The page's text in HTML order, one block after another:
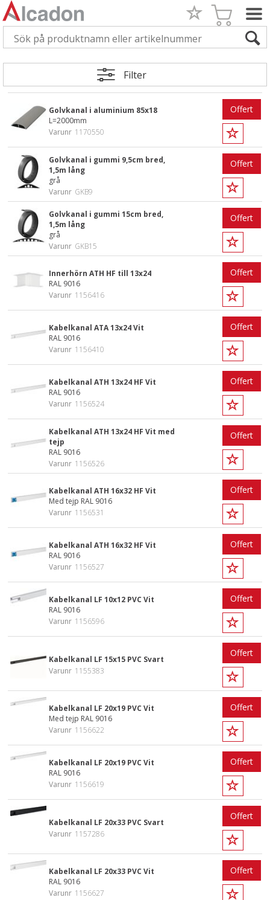
Filter
Golvkanal i aluminium 85x18
L=2000mm
Varunr 1170550
Offert
Golvkanal i gummi 9,5cm bred,
1,5m lång
grå
Varunr GKB9
Offert
Golvkanal i gummi 15cm bred,
1,5m lång
grå
Varunr GKB15
Offert
Innerhörn ATH HF till 13x24
RAL 9016
Varunr 1156416
Offert
Kabelkanal ATA 13x24 Vit
RAL 9016
Varunr 1156410
Offert
Kabelkanal ATH 13x24 HF Vit
RAL 9016
Varunr 1156524
Offert
Kabelkanal ATH 13x24 HF Vit med
tejp
RAL 9016
Varunr 1156526
Offert
Kabelkanal ATH 16x32 HF Vit
Med tejp RAL 9016
Varunr 1156531
Offert
Kabelkanal ATH 16x32 HF Vit
RAL 9016
Varunr 1156527
Offert
Kabelkanal LF 10x12 PVC Vit
RAL 9016
Varunr 1156596
Offert
Kabelkanal LF 15x15 PVC Svart
Varunr 1155383
Offert
Kabelkanal LF 20x19 PVC Vit
Med tejp RAL 9016
Varunr 1156622
Offert
Kabelkanal LF 20x19 PVC Vit
RAL 9016
Varunr 1156619
Offert
Kabelkanal LF 20x33 PVC Svart
Varunr 1157286
Offert
Kabelkanal LF 20x33 PVC Vit
RAL 9016
Varunr 1156627
Offert